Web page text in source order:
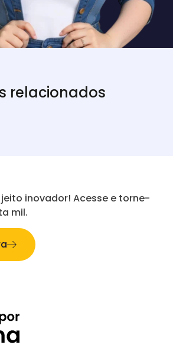
relacionados
inovador! Acesse e torne-
mil.